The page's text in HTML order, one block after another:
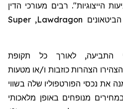
הייצוגיות". רבים מעורכי הדין
Lawdragon
,
Super
התביעה, לאורך כל תקופת
הצהרות כוזבות ו/או מטעות
(1) הקרן סימנה את נכסי הפורטפוליו שלה בשווי
מנופחים באופן מלאכותי